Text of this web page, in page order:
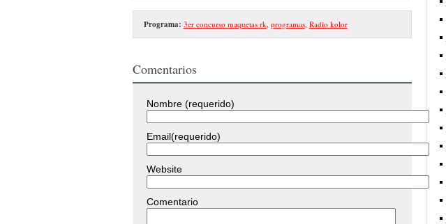
Programa: 3er concurso maquetas rk, programas, Radio kolor
Comentarios
Nombre (requerido)
Email(requerido)
Website
Comentario